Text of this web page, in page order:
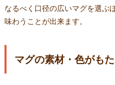
なるべく口径の広いマグを選ぶ
味わうことが出来ます。
マグの素材・色がも